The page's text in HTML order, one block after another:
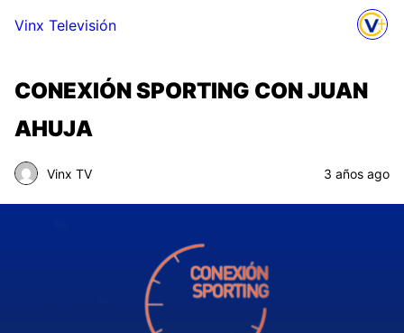
Vinx Televisión
CONEXIÓN SPORTING CON JUAN
AHUJA
Vinx TV 3 años ago